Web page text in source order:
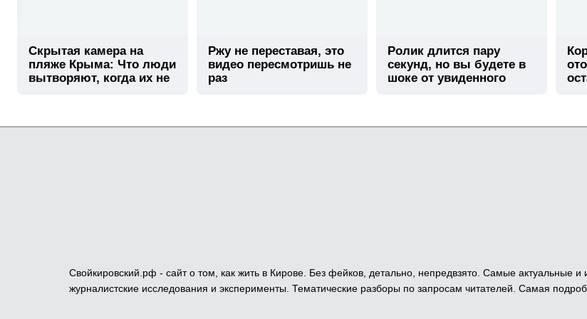
Скрытая камера на
пляже Крыма: Что люди
вытворяют, когда их не
Ржу не переставая, это
видео пересмотришь не
раз
Ролик длится пару
секунд, но вы будете в
шоке от увиденного
Свойкировский.рф - сайт о том, как жить в Кирове. Без фейков, детально, непредвзято. Самые актуальные
журналистские исследования и эксперименты. Тематические разборы по запросам читателей. Самая